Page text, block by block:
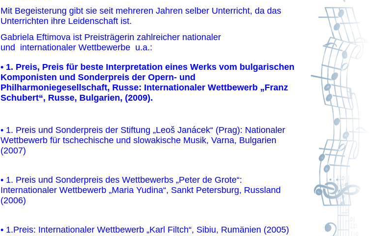
Mit Begeisterung gibt sie seit mehreren Jahren selber Unterricht, da das
Unterrichten ihre Leidenschaft ist.
Gabriela Eftimova ist Preisträgerin zahlreicher nationaler
und internationaler Wettbewerbe u.a.:
• 1. Preis, Preis für beste Interpretation eines Werks vom bulgarischen
Komponisten und Sonderpreis der Opern- und
Philharmoniegesellschaft, Russe: Internationaler Wettbewerb „Franz
Schubert“, Russe, Bulgarien, (2009).
• 1. Preis und Sonderpreis der Stiftung „Leoš Janácek“ (Prag): Nationaler
Wettbewerb für tschechische und slowakische Musik, Varna, Bulgarien
(2007)
• 1. Preis und Sonderpreis des Wettbewerbs „Peter de Grote“:
Internationaler Wettbewerb „Maria Yudina“, Sankt Petersburg, Russland
(2006)
• 1.Preis: Internationaler Wettbewerb „Karl Filtch“, Sibiu, Rumänien (2005)